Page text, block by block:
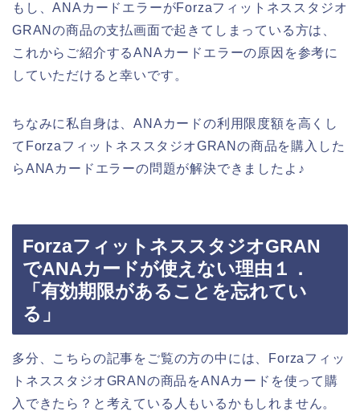
もし、ANAカードエラーがForzaフィットネススタジオ
GRANの商品の支払画面で起きてしまっている方は、
これからご紹介するANAカードエラーの原因を参考に
していただけると幸いです。
ちなみに私自身は、ANAカードの利用限度額を高くし
てForzaフィットネススタジオGRANの商品を購入した
らANAカードエラーの問題が解決できましたよ♪
ForzaフィットネススタジオGRAN
でANAカードが使えない理由１．
「有効期限があることを忘れてい
る」
多分、こちらの記事をご覧の方の中には、Forzaフィッ
トネススタジオGRANの商品をANAカードを使って購
入できたら？と考えている人もいるかもしれません。